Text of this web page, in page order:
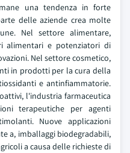
una tendenza in forte
delle aziende crea molte
Nel settore alimentare,
alimentari e potenziatori di
Nel settore cosmetico,
in prodotti per la cura della
e antinfiammatorie.
l'industria farmaceutica
terapeutiche per agenti
Nuove applicazioni
a, imballaggi biodegradabili,
a causa delle richieste di